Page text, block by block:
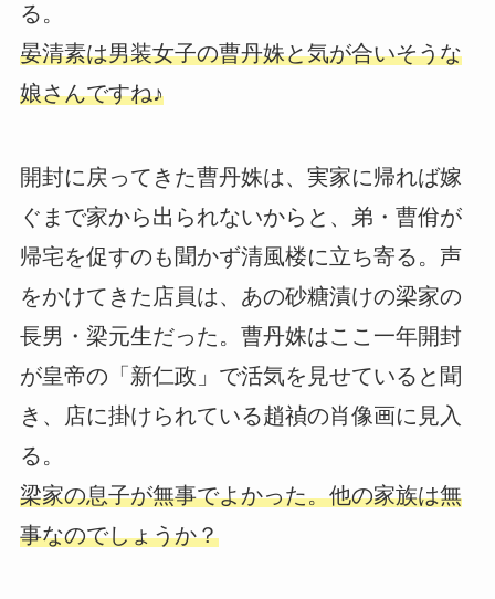
る。
晏清素は男装女子の曹丹姝と気が合いそうな
娘さんですね♪
開封に戻ってきた曹丹姝は、実家に帰れば嫁
ぐまで家から出られないからと、弟・曹佾が
帰宅を促すのも聞かず清風楼に立ち寄る。声
をかけてきた店員は、あの砂糖漬けの梁家の
長男・梁元生だった。曹丹姝はここ一年開封
が皇帝の「新仁政」で活気を見せていると聞
き、店に掛けられている趙禎の肖像画に見入
る。
梁家の息子が無事でよかった。他の家族は無
事なのでしょうか？